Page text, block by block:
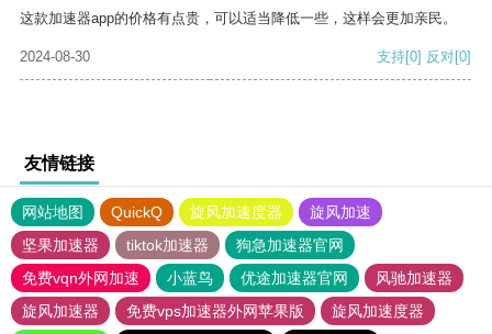
这款加速器app的价格有点贵，可以适当降低一些，这样会更加亲民。
2024-08-30 支持[0] 反对[0]
友情链接
网站地图 QuickQ 旋风加速度器
旋风加速
坚果加速器
tiktok加速器
狗急加速器官网
免费vqn外网加速
小蓝鸟 优途加速器官网
风驰加速器
旋风加速器
免费vps加速器外网苹果版
旋风加速度器